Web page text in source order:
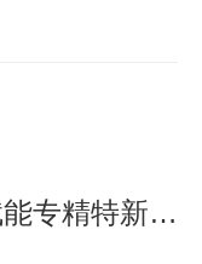
新企业活动